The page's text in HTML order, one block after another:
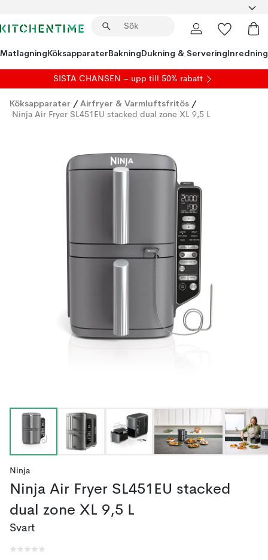
MatlagningKöksapparaterBakningDukning & ServeringInredning
SISTA CHANSEN – upp till 50% rabatt
Köksapparater / Airfryer & Varmluftsfritös /
Ninja Air Fryer SL451EU stacked dual zone XL 9,5 L
Ninja
Ninja Air Fryer SL451EU stacked
dual zone XL 9,5 L
Svart